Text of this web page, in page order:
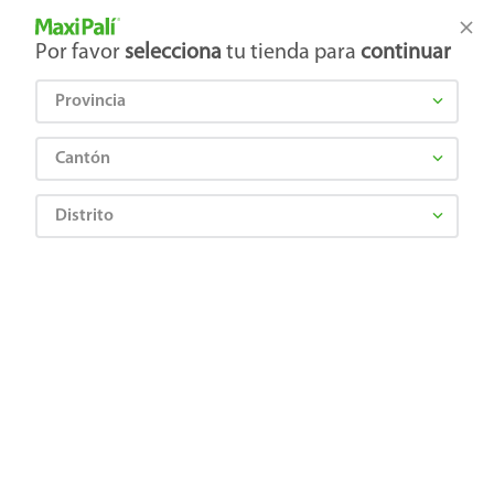
Tienda Maxi Palí
Por favor selecciona tu tienda para continuar
Provincia
Cantón
Distrito